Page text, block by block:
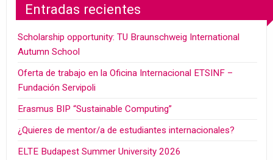
Entradas recientes
Scholarship opportunity: TU Braunschweig International
Autumn School
Oferta de trabajo en la Oficina Internacional ETSINF –
Fundación Servipoli
Erasmus BIP “Sustainable Computing”
¿Quieres de mentor/a de estudiantes internacionales?
ELTE Budapest Summer University 2026